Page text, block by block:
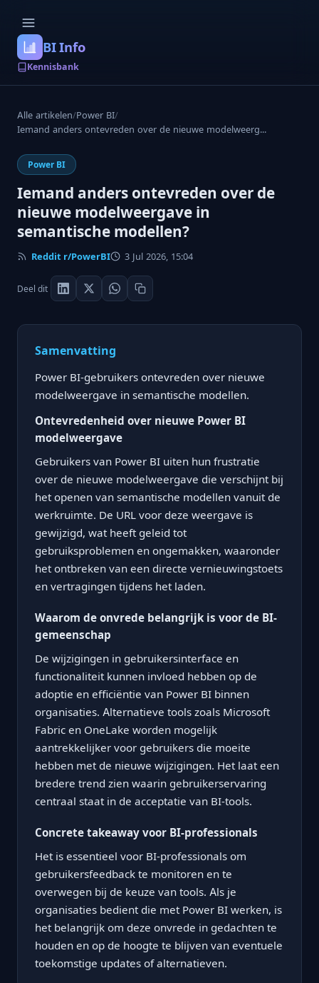
BI Info
Kennisbank
Alle artikelen/Power BI/
Iemand anders ontevreden over de nieuwe modelweerg...
Power BI
Iemand anders ontevreden over de
nieuwe modelweergave in
semantische modellen?
Reddit r/PowerBI 3 Jul 2026, 15:04
Deel dit
Samenvatting
Power BI-gebruikers ontevreden over nieuwe
modelweergave in semantische modellen.
Ontevredenheid over nieuwe Power BI
modelweergave
Gebruikers van Power BI uiten hun frustratie
over de nieuwe modelweergave die verschijnt bij
het openen van semantische modellen vanuit de
werkruimte. De URL voor deze weergave is
gewijzigd, wat heeft geleid tot
gebruiksproblemen en ongemakken, waaronder
het ontbreken van een directe vernieuwingstoets
en vertragingen tijdens het laden.
Waarom de onvrede belangrijk is voor de BI-
gemeenschap
De wijzigingen in gebruikersinterface en
functionaliteit kunnen invloed hebben op de
adoptie en efficiëntie van Power BI binnen
organisaties. Alternatieve tools zoals Microsoft
Fabric en OneLake worden mogelijk
aantrekkelijker voor gebruikers die moeite
hebben met de nieuwe wijzigingen. Het laat een
bredere trend zien waarin gebruikerservaring
centraal staat in de acceptatie van BI-tools.
Concrete takeaway voor BI-professionals
Het is essentieel voor BI-professionals om
gebruikersfeedback te monitoren en te
overwegen bij de keuze van tools. Als je
organisaties bedient die met Power BI werken, is
het belangrijk om deze onvrede in gedachten te
houden en op de hoogte te blijven van eventuele
toekomstige updates of alternatieven.